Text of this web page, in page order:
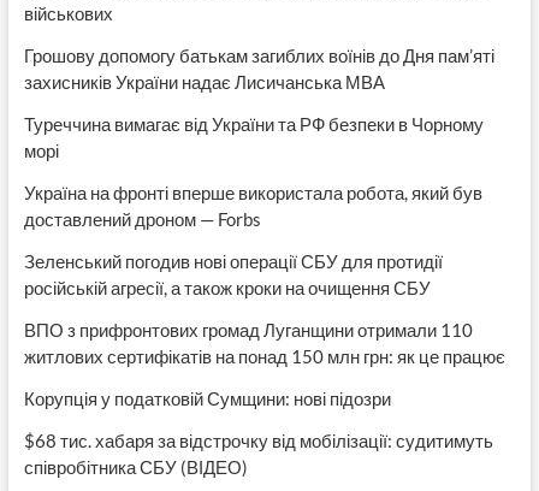
військових
Грошову допомогу батькам загиблих воїнів до Дня пам’яті
захисників України надає Лисичанська МВА
Туреччина вимагає від України та РФ безпеки в Чорному
морі
Україна на фронті вперше використала робота, який був
доставлений дроном — Forbs
Зеленський погодив нові операції СБУ для протидії
російській агресії, а також кроки на очищення СБУ
ВПО з прифронтових громад Луганщини отримали 110
житлових сертифікатів на понад 150 млн грн: як це працює
Корупція у податковій Сумщини: нові підозри
$68 тис. хабаря за відстрочку від мобілізації: судитимуть
співробітника СБУ (ВІДЕО)